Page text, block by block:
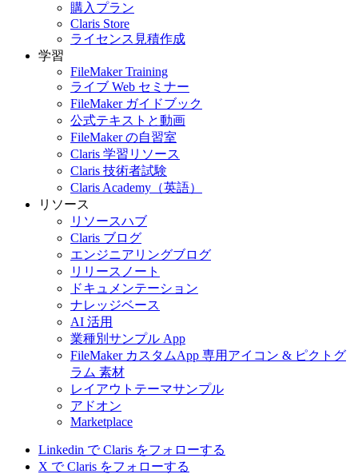
購入プラン
Claris Store
ライセンス見積作成
学習
FileMaker Training
ライブ Web セミナー
FileMaker ガイドブック
公式テキストと動画
FileMaker の自習室
Claris 学習リソース
Claris 技術者試験
Claris Academy（英語）
リソース
リソースハブ
Claris ブログ
エンジニアリングブログ
リリースノート
ドキュメンテーション
ナレッジベース
AI 活用
業種別サンプル App
FileMaker カスタムApp 専用アイコン & ピクトグ
ラム 素材
レイアウトテーマサンプル
アドオン
Marketplace
Linkedin で Claris をフォローする
X で Claris をフォローする